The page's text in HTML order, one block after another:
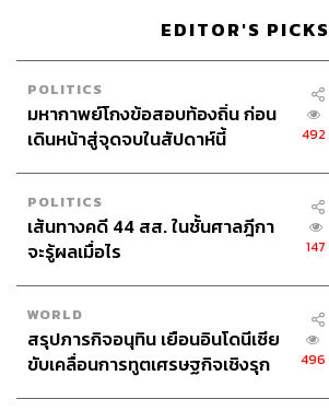
EDITOR'S PICKS
POLITICS
มหากาพย์โกงข้อสอบท้องถิ่น ก่อน
เดินหน้าสู่จุดจบในสัปดาห์นี้
492
POLITICS
เส้นทางคดี 44 สส. ในชั้นศาลฎีกา
จะรู้ผลเมื่อไร
147
WORLD
สรุปภารกิจอนุทิน เยือนอินโดนีเซีย
ขับเคลื่อนการทูตเศรษฐกิจเชิงรุก
496